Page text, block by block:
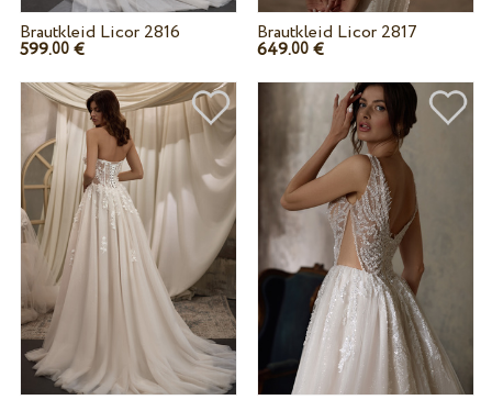
Brautkleid Licor 2816
599.00€
Brautkleid Licor 2817
649.00 €